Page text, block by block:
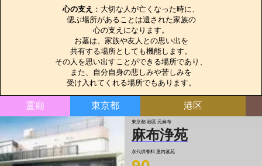
心の支え ：大切な人が亡くなった時に、
偲ぶ場所があることは遺された家族の
心の支えになります。
お墓は、家族や友人との思い出を
共有する場所としても機能します。
その人を思い出すことができる場所であり、
また、自分自身の悲しみや苦しみを
受け入れてくれる場所でもあります。
霊廟 東京都 港区
東京都 港区 元麻布
麻布浄苑
永代供養料 屋内墓苑